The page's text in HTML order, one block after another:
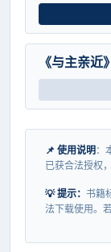
《与主亲近
📌 使用说明：
已获合法授权
💡 提示： 书籍
法下载使用。